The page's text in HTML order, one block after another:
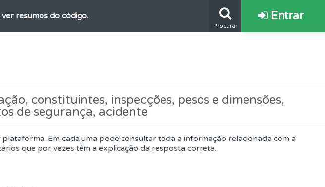
resumos do código.
em qualquer equipamento.
favorita.
preparação para o exame.
Procurar
Entrar
constituintes, inspecções, pesos e dimensões,
de segurança, acidente
Em cada uma pode consultar toda a informação relacionada com a
que por vezes têm a explicação da resposta correta.